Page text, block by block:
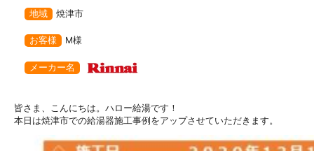
地域 焼津市
お客様 M様
メーカー名
皆さま、こんにちは。ハロー給湯です！
本日は焼津市での給湯器施工事例をアップさせていただきます。